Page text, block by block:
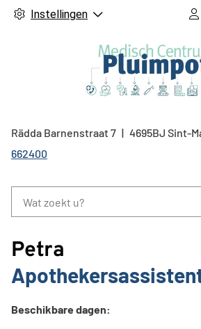
Instellingen
Rädda Barnenstraat7 4695BJ Sint-
662400
Petra
Beschikbare dagen: